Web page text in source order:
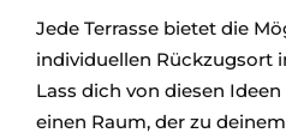
Jede Terrasse bietet die
individuellen Rückzugsort
Lass dich von diesen
einen Raum, der zu